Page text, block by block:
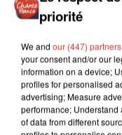
priorité
We and our (447) partners
your consent and/or our
information on a device;
profiles for personalised
advertising; Measure
performance;
of data from different